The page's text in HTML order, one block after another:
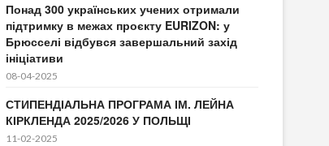
Понад 300 українських учених отримали
підтримку в межах проєкту EURIZON: у
Брюсселі відбувся завершальний захід
ініціативи
08-04-2025
СТИПЕНДІАЛЬНА ПРОГРАМА ІМ. ЛЕЙНА
КІРКЛЕНДА 2025/2026 У ПОЛЬЩІ
11-02-2025